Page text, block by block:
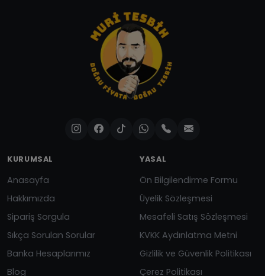
KURUMSAL
Anasayfa
Hakkımızda
Sipariş Sorgula
Sıkça Sorulan Sorular
Banka Hesaplarımız
Blog
YASAL
Ön Bilgilendirme Formu
Üyelik Sözleşmesi
Mesafeli Satış Sözleşmesi
KVKK Aydınlatma Metni
Gizlilik ve Güvenlik Politikası
Çerez Politikası